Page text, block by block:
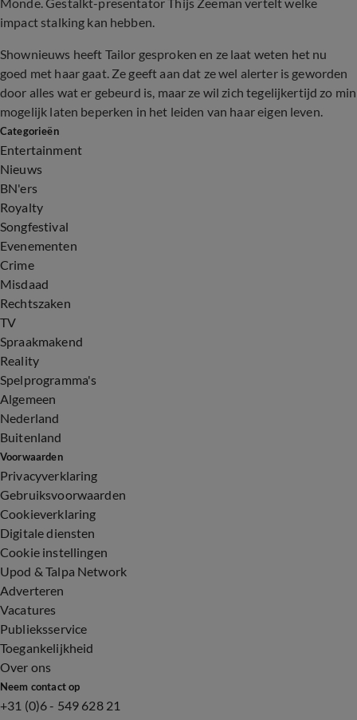
impact stalking kan hebben.
Shownieuws heeft Tailor gesproken en ze laat weten het nu
goed met haar gaat. Ze geeft aan dat ze wel alerter is geworden
door alles wat er gebeurd is, maar ze wil zich tegelijkertijd zo min
mogelijk laten beperken in het leiden van haar eigen leven.
Categorieën
Entertainment
Nieuws
BN'ers
Royalty
Songfestival
Evenementen
Crime
Misdaad
Rechtszaken
TV
Spraakmakend
Reality
Spelprogramma's
Algemeen
Nederland
Buitenland
Voorwaarden
Privacyverklaring
Gebruiksvoorwaarden
Cookieverklaring
Digitale diensten
Cookie instellingen
Upod & Talpa Network
Adverteren
Vacatures
Publieksservice
Toegankelijkheid
Over ons
Neem contact op
+31 (0)6 - 549 628 21